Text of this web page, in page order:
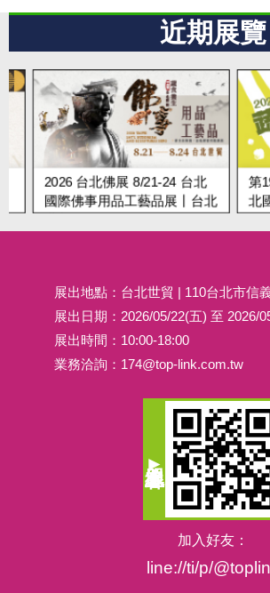
近期展覽
2026 台北佛展 8/21-24 台北
國際佛事用品工藝品展丨台北
第19
北國
展出地點：台北世貿 | 110台北市信
展出日期：2026/05/22(五) 至 2026/
展出時間：10:00-18:00
業務洽詢： 174@top-link.com.tw
加入好友：
line://ti/p/